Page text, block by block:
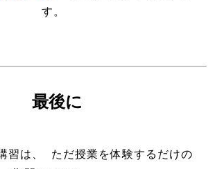
す。
最後に
習は、 ただ授業を体験するだけの